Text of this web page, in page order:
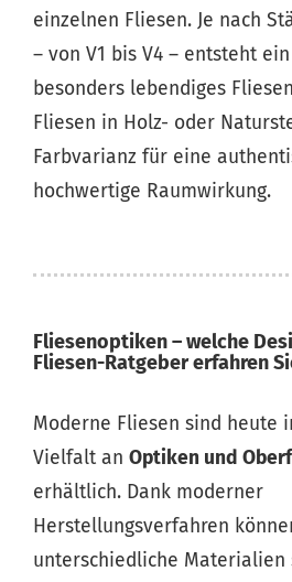
einzelnen Fliesen. Je nach
– von V1 bis V4 – entsteht
besonders lebendiges
Fliesen in Holz- oder
Farbvarianz für eine
hochwertige Raumwirkung.
Fliesenoptiken – welche
Fliesen-Ratgeber erfahren
Moderne Fliesen sind heute
Vielfalt an Optiken und
erhältlich. Dank moderner
Herstellungsverfahren
unterschiedliche Materialien